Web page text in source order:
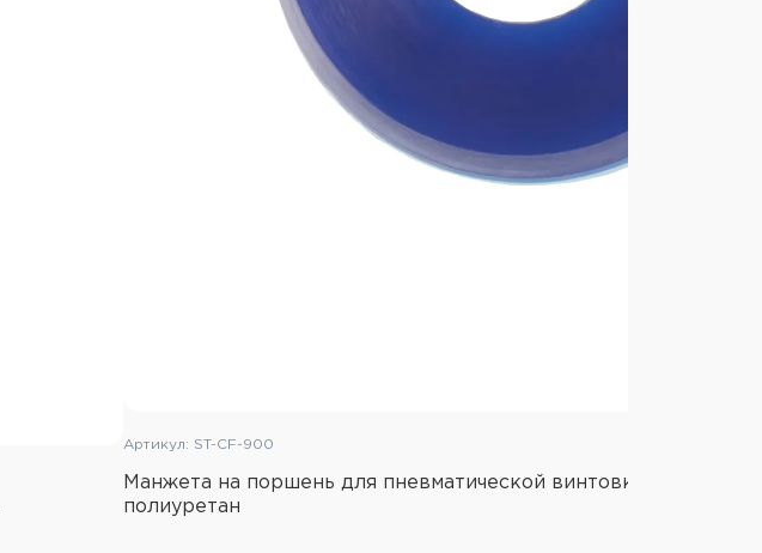
Артикул: ST-CF-900
Манжета на поршень для пневматической винтовки Stalker
полиуретан